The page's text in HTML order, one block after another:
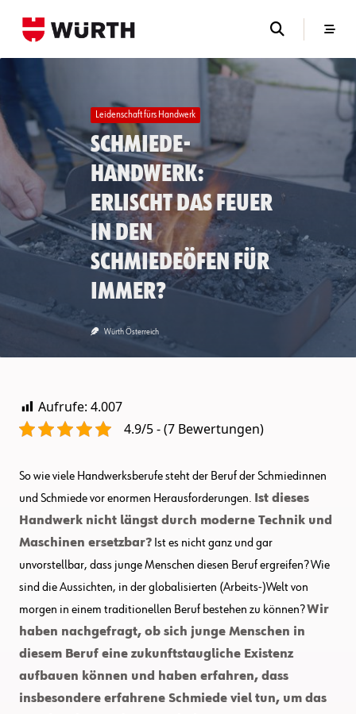
Leidenschaft fürs Handwerk
Schmiede-
Handwerk:
Erlischt das Feuer
in den
Schmiedeöfen für
immer?
Würth Österreich
Aufrufe: 4.007
4.9/5 - (7 Bewertungen)
So wie viele Handwerksberufe steht der Beruf der Schmiedinnen
und Schmiede vor enormen Herausforderungen. Ist dieses
Handwerk nicht längst durch moderne Technik und
Maschinen ersetzbar? Ist es nicht ganz und gar
unvorstellbar, dass junge Menschen diesen Beruf ergreifen? Wie
sind die Aussichten, in der globalisierten (Arbeits-)Welt von
morgen in einem traditionellen Beruf bestehen zu können?Wir
haben nachgefragt, ob sich junge Menschen in
diesem Beruf eine zukunftstaugliche Existenz
aufbauen können und haben erfahren, dass
insbesondere erfahrene Schmiede viel tun, um das